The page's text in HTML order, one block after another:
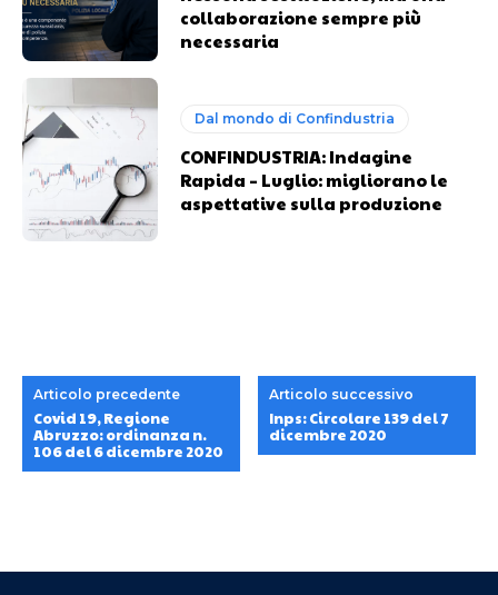
collaborazione sempre più
necessaria
Dal mondo di Confindustria
CONFINDUSTRIA: Indagine
Rapida – Luglio: migliorano le
aspettative sulla produzione
Articolo precedente
Covid 19, Regione
Abruzzo: ordinanza n.
106 del 6 dicembre 2020
Articolo successivo
Inps: Circolare 139 del 7
dicembre 2020